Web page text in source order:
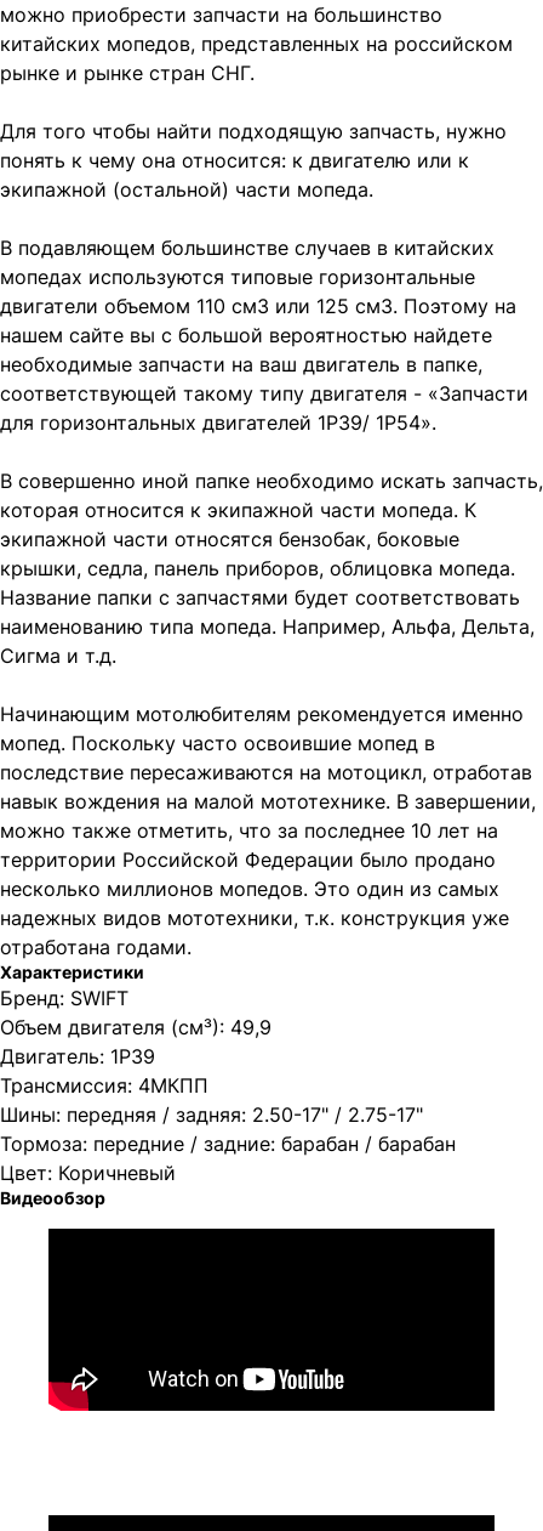
можно приобрести запчасти на большинство
китайских мопедов, представленных на российском
рынке и рынке стран СНГ.
Для того чтобы найти подходящую запчасть, нужно
понять к чему она относится: к двигателю или к
экипажной (остальной) части мопеда.
В подавляющем большинстве случаев в китайских
мопедах используются типовые горизонтальные
двигатели объемом 110 см3 или 125 см3. Поэтому на
нашем сайте вы с большой вероятностью найдете
необходимые запчасти на ваш двигатель в папке,
соответствующей такому типу двигателя - «Запчасти
для горизонтальных двигателей 1P39/ 1P54».
В совершенно иной папке необходимо искать запчасть,
которая относится к экипажной части мопеда. К
экипажной части относятся бензобак, боковые
крышки, седла, панель приборов, облицовка мопеда.
Название папки с запчастями будет соответствовать
наименованию типа мопеда. Например, Альфа, Дельта,
Сигма и т.д.
Начинающим мотолюбителям рекомендуется именно
мопед. Поскольку часто освоившие мопед в
последствие пересаживаются на мотоцикл, отработав
навык вождения на малой мототехнике. В завершении,
можно также отметить, что за последнее 10 лет на
территории Российской Федерации было продано
несколько миллионов мопедов. Это один из самых
надежных видов мототехники, т.к. конструкция уже
отработана годами.
Характеристики
Бренд: SWIFT
Объем двигателя (см³): 49,9
Двигатель: 1P39
Трансмиссия: 4МКПП
Шины: передняя / задняя: 2.50-17" / 2.75-17"
Тормоза: передние / задние: барабан / барабан
Цвет: Коричневый
Видеообзор